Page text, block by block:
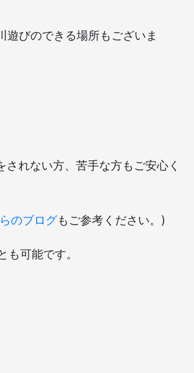
びのできる場所もございま
れない方、苦手な方もご安心く
のブログもご参考ください。)
可能です。